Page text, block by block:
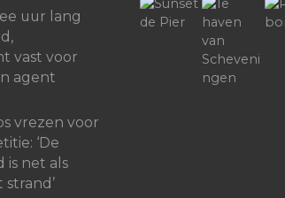
uur lang
vast voor
agent
vrezen voor
‘De
is net als